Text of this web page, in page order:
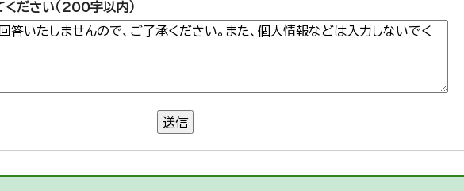
ださい（200字以内）
送信